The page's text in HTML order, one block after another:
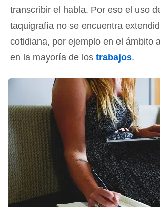
transcribir el habla. Por eso el uso
taquigrafía no se encuentra
cotidiana, por ejemplo en el ámbito
en la mayoría de los trabajos.